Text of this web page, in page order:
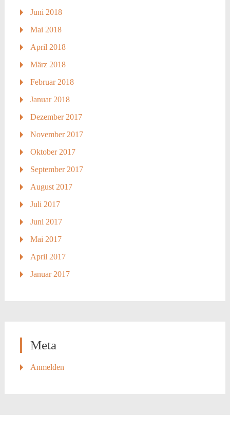
Juni 2018
Mai 2018
April 2018
März 2018
Februar 2018
Januar 2018
Dezember 2017
November 2017
Oktober 2017
September 2017
August 2017
Juli 2017
Juni 2017
Mai 2017
April 2017
Januar 2017
Meta
Anmelden